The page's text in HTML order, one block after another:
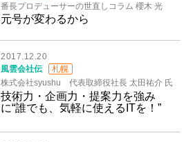
番長プロデューサーの世直しコラム 櫻木 光
元号が変わるから
2017.12.20
風雲会社伝
札幌
株式会社syushu 代表取締役社長 太田祐介 氏
技術力・企画力・提案力を強み
に“誰でも、気軽に使えるITを！”